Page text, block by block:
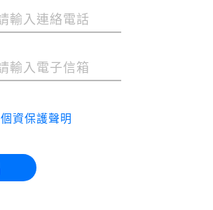
個資保護聲明